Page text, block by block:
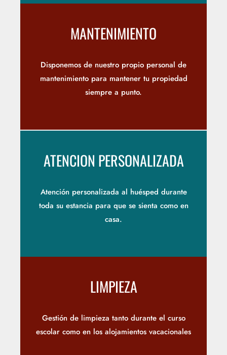
MANTENIMIENTO
Disponemos de nuestro propio personal de
mantenimiento para mantener tu propiedad
siempre a punto.
ATENCION PERSONALIZADA
Atención personalizada al huésped durante
toda su estancia para que se sienta como en
casa.
LIMPIEZA
Gestión de limpieza tanto durante el curso
escolar como en los alojamientos vacacionales